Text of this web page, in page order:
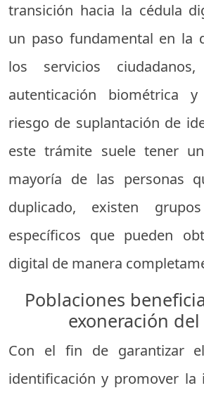
transición hacia la cédula
un paso fundamental en la
los servicios
autenticación biométrica
riesgo de suplantación de
este trámite suele tener
mayoría de las personas
duplicado, existen
específicos que pueden
digital de manera
Poblaciones
exoneración
Con el fin de garantizar
identificación y promover la